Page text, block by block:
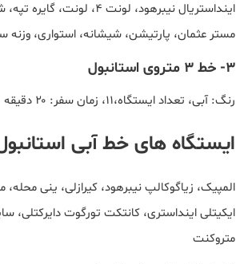
اینداستریال نیبرهود، لونت 4،
مستر عثمان، پارتیشن، شیشانه، استواری، وزنه
۳- خط 3 متروی استانبول
رنگ: آبی، تعداد ایستگاه،۱۱، زمان سفر: ۲۰ دقیقه
ایستگاه های خط آبی
المپیک، زیاگوکالپ نیبرهود، کیرازلی، ینی
ایکیتلی اینداستری، کانتکت تورگوت دایرکتلی،
متروکنت